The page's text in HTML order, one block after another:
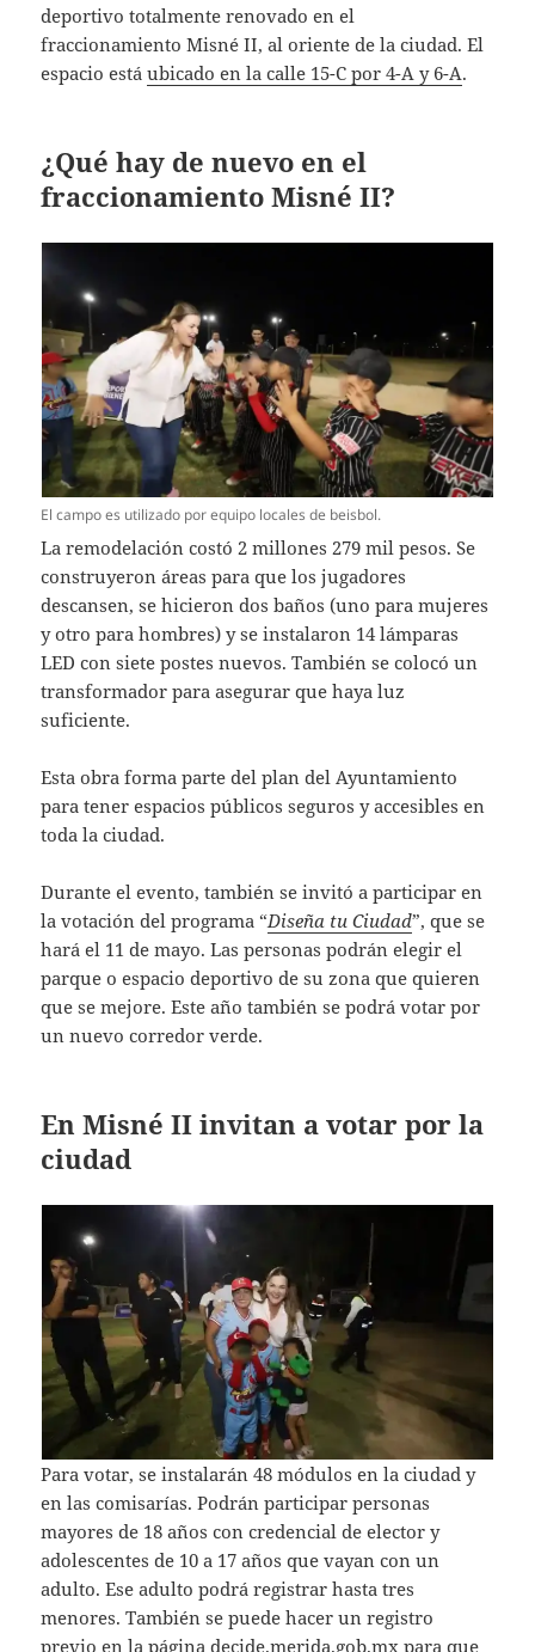
deportivo totalmente renovado en el
fraccionamiento Misné II, al oriente de la ciudad. El
espacio estáubicado en la calle 15-C por 4-A y 6-A.
¿Qué hay de nuevo en el
fraccionamiento Misné II?
El campo es utilizado por equipo locales de beisbol.
La remodelación costó 2 millones 279 mil pesos. Se
construyeron áreas para que los jugadores
descansen, se hicieron dos baños (uno para mujeres
y otro para hombres) y se instalaron 14 lámparas
LED con siete postes nuevos. También se colocó un
transformador para asegurar que haya luz
suficiente.
Esta obra forma parte del plan del Ayuntamiento
para tener espacios públicos seguros y accesibles en
toda la ciudad.
Durante el evento, también se invitó a participar en
la votación del programa “Diseña tu Ciudad”, que se
hará el 11 de mayo. Las personas podrán elegir el
parque o espacio deportivo de su zona que quieren
que se mejore. Este año también se podrá votar por
un nuevo corredor verde.
En Misné II invitan a votar por la
ciudad
Para votar, se instalarán 48 módulos en la ciudad y
en las comisarías. Podrán participar personas
mayores de 18 años con credencial de elector y
adolescentes de 10 a 17 años que vayan con un
adulto. Ese adulto podrá registrar hasta tres
menores. También se puede hacer un registro
previo en la página decide.merida.gob.mx para que